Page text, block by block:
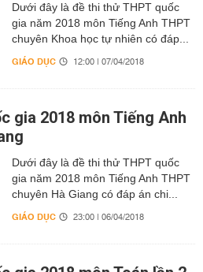
Dưới đây là đề thi thử THPT quốc
gia năm 2018 môn Tiếng Anh THPT
chuyên Khoa học tự nhiên có đáp...
GIÁO DỤC 12:00 | 07/04/2018
gia 2018 môn Tiếng Anh
Dưới đây là đề thi thử THPT quốc
gia năm 2018 môn Tiếng Anh THPT
chuyên Hà Giang có đáp án chi...
GIÁO DỤC 23:00 | 06/04/2018